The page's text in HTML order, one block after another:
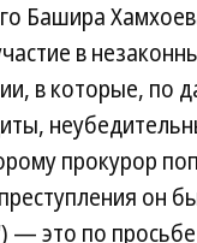
Башира
в
в которые, по
прокурор
он
) — это по